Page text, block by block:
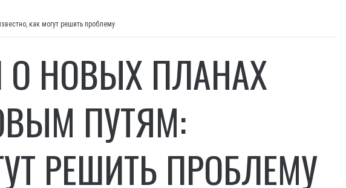
как могут решить проблему
О НОВЫХ ПЛАНАХ
ПУТЯМ:
РЕШИТЬ ПРОБЛЕМУ